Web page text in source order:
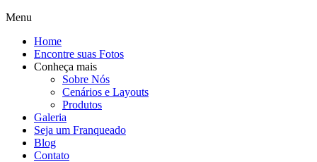
Menu
Home
Encontre suas Fotos
Conheça mais
Sobre Nós
Cenários e Layouts
Produtos
Galeria
Seja um Franqueado
Blog
Contato